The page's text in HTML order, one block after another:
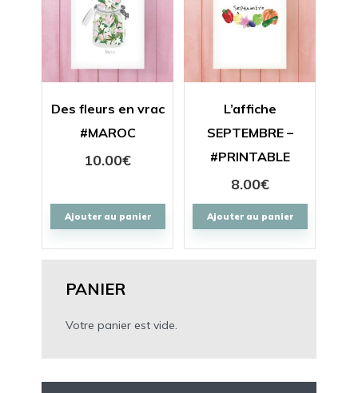
Des fleurs en vrac
#MAROC
10.00€
Ajouter au panier
L’affiche
SEPTEMBRE –
#PRINTABLE
8.00€
Ajouter au panier
PANIER
Votre panier est vide.